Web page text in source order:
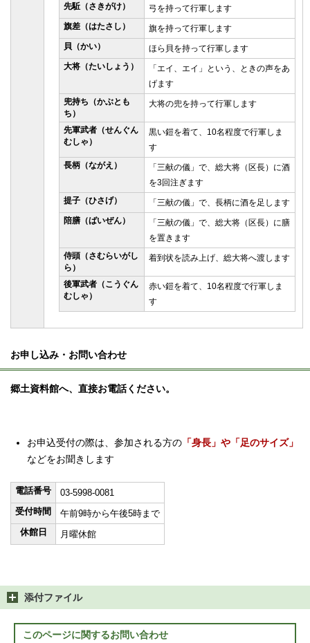
先駈（さきがけ）
弓を持って行軍します
旗差（はたさし）
旗を持って行軍します
貝（かい）
ほら貝を持って行軍します
大将（たいしょう）
「エイ、エイ」という、ときの声をあ
げます
兜持ち（かぶとも
ち）
大将の兜を持って行軍します
先軍武者（せんぐん
むしゃ）
黒い鎧を着て、10名程度で行軍しま
す
長柄（ながえ）
「三献の儀」で、総大将（区長）に酒
を3回注ぎます
提子（ひさげ）
「三献の儀」で、長柄に酒を足します
陪膳（ばいぜん）
「三献の儀」で、総大将（区長）に膳
を置きます
侍頭（さむらいがし
ら）
着到状を読み上げ、総大将へ渡します
後軍武者（こうぐん
むしゃ）
赤い鎧を着て、10名程度で行軍しま
す
お申し込み・お問い合わせ
郷土資料館へ、直接お電話ください。
お申込受付の際は、参加される方の 「身長」や「足のサイズ」
などをお聞きします
電話番号
03-5998-0081
受付時間
午前9時から午後5時まで
休館日
月曜休館
添付ファイル
このページに関するお問い合わせ